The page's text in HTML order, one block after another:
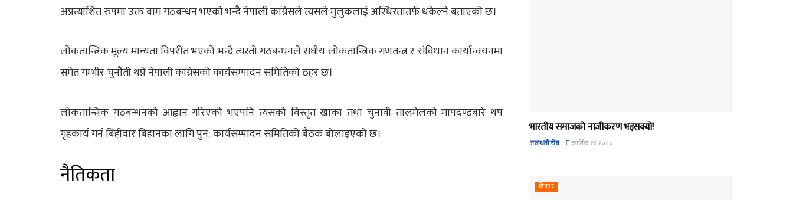
अप्रत्याशित रुपमा उक्त वाम गठबन्धन भएको भन्दै नेपाली कांग्रेसले त्यसले मुलुकलाई अस्थिरतातर्फ धकेल्ने बताएको छ।
लोकतान्त्रिक मूल्य मान्यता विपरीत भएको भन्दै त्यस्तो गठबन्धनले संघीय लोकतान्त्रिक गणतन्त्र र संविधान कार्यान्वयनमा
समेत गम्भीर चुनौती थप्ने नेपाली कांग्रेसको कार्यसम्पादन समितिको ठहर छ।
लोकतान्त्रिक गठबन्धनको आह्वान गरिएको भएपनि त्यसको विस्तृत खाका तथा चुनावी तालमेलको मापदण्डबारे थप
गृहकार्य गर्न बिहीवार बिहानका लागि पुन: कार्यसम्पादन समितिको बैठक बोलाइएको छ।
नैतिकता
भारतीय समाजको नाजीकरण भइसक्यो!
अरुन्धती रोय कार्तिक ११, २०८०
विचार